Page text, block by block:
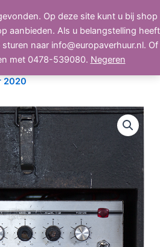
Op deze site kunt u bij shop
aanbieden. Als u belangstelling heeft
naar info@europaverhuur.nl. Of
met 0478-539080. Negeren
LICHT
2020